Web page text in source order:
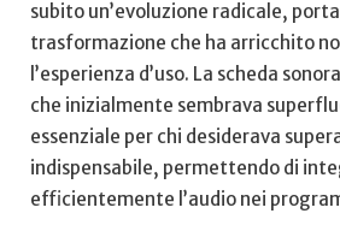
subito un’evoluzione radicale,
trasformazione che ha arricchito
l’esperienza d’uso. La scheda
che inizialmente sembrava
essenziale per chi desiderava
indispensabile, permettendo di
efficientemente l’audio nei